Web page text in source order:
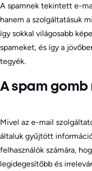
A spamnek tekintett e-
hanem a szolgáltatásuk
így sokkal világosabb
spameket, és így a
tegyék.
A spam
Mivel az e-mail
általuk gyűjtött
felhasználók számára,
legidegesítőbb és